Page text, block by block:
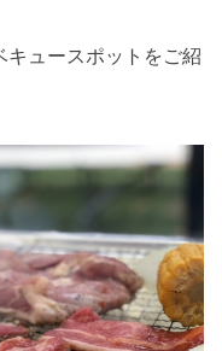
ュースポットをご紹